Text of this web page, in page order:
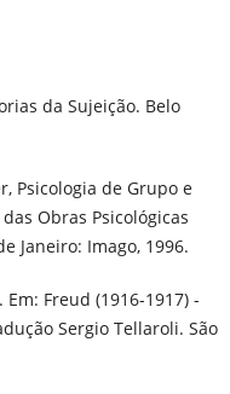
da Sujeição. Belo
Psicologia de Grupo e
Obras Psicológicas
Janeiro: Imago, 1996.
Freud (1916-1917) -
Sergio Tellaroli. São